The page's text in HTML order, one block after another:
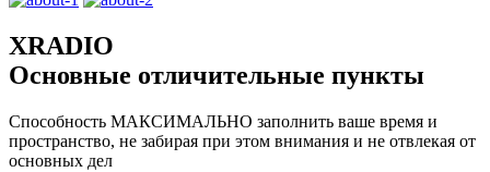
XRADIO
Основные отличительные пункты
Способность МАКСИМАЛЬНО заполнить ваше время и
пространство, не забирая при этом внимания и не отвлекая от
основных дел